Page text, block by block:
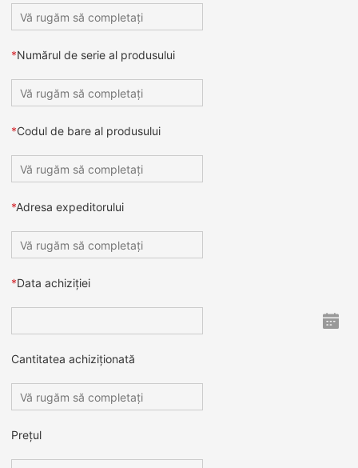
*Numărul de serie al produsului
*Codul de bare al produsului
*Adresa expeditorului
*Data achiziției
Cantitatea achiziționată
Prețul